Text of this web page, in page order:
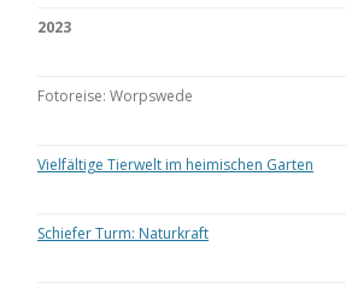
2023
Fotoreise: Worpswede
Vielfältige Tierwelt im heimischen Garten
Schiefer Turm: Naturkraft